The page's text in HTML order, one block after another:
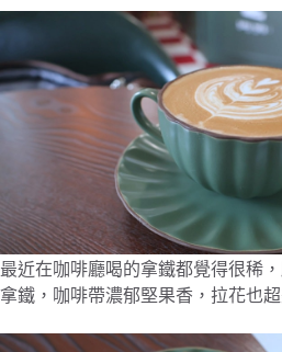
最近在咖啡廳喝的拿鐵都覺得很稀
拿鐵，咖啡帶濃郁堅果香，拉花也超